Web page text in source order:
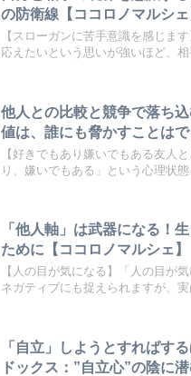
の防衛線【ココロノマルシェ
【スローガンに苦手意識を感じま
応えたいという思いが強いほど、
他人との比較と競争で落ち
値は、誰にも脅かすことは
【好きでもあり嫌いでもある友人
り、嫌いでもある」という心理状
「他人軸」は武器になる！
ために【ココロノマルシェ】
【人の目が気になる】「人の目が
ネガティブにも捉えられますが、
「自立」しようとすればす
ドックス：”自立心”の陰に